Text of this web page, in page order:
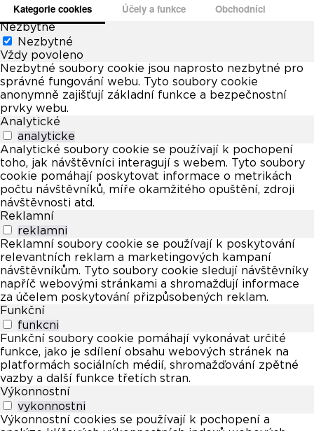
Kategorie cookies Účely a funkce Obchodníci
Nezbytné
Nezbytné
Vždy povoleno
Nezbytné soubory cookie jsou naprosto nezbytné pro
správné fungování webu. Tyto soubory cookie
anonymně zajišťují základní funkce a bezpečnostní
prvky webu.
Analytické
analyticke
Analytické soubory cookie se používají k pochopení
toho, jak návštěvníci interagují s webem. Tyto soubory
cookie pomáhají poskytovat informace o metrikách
počtu návštěvníků, míře okamžitého opuštění, zdroji
návštěvnosti atd.
Reklamní
reklamni
Reklamní soubory cookie se používají k poskytování
relevantních reklam a marketingových kampaní
návštěvníkům. Tyto soubory cookie sledují návštěvníky
napříč webovými stránkami a shromažďují informace
za účelem poskytování přizpůsobených reklam.
Funkční
funkcni
Funkční soubory cookie pomáhají vykonávat určité
funkce, jako je sdílení obsahu webových stránek na
platformách sociálních médií, shromažďování zpětné
vazby a další funkce třetích stran.
Výkonnostní
vykonnostni
Výkonnostní cookies se používají k pochopení a